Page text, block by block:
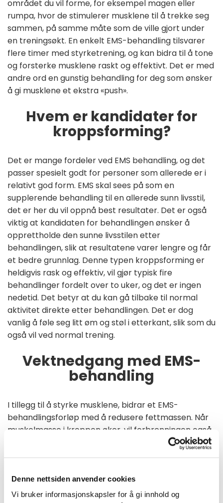
Denne nettsiden anvender cookies
Vi bruker informasjonskapsler for å gi innhold og
området du vil forme, for eksempel magen eller
rumpa, hvor de stimulerer musklene til å trekke seg
sammen, på samme måte som de ville gjort under
en treningsøkt. En enkelt EMS-behandling tilsvarer
flere timer med styrketrening, og kan bidra til å tone
og forsterke musklene raskt og effektivt. Det er med
andre ord en gunstig behandling for deg som ønsker
å gi musklene et ekstra «push».
Hvem er kandidater for
kroppsforming?
Det er mange fordeler ved EMS behandling, og det
passer spesielt godt for personer som allerede er i
relativt god form. EMS skal sees på som en
supplerende behandling til en allerede sunn livsstil,
det er her du vil oppnå best resultater. Det er også
viktig at kandidaten for behandlingen ønsker å
opprettholde den sunne livsstilen etter
behandlingen, slik at resultatene varer lengre og får
et bedre grunnlag. Denne typen kroppsforming er
heldigvis rask og effektiv, vil gjør typisk fire
behandlinger fordelt over to uker, og det er ingen
nedetid. Det betyr at du kan gå tilbake til normal
aktivitet direkte etter behandlingen. Det er dog
vanlig å føle seg litt øm og støl i etterkant, slik som du
også vil ved normal trening.
Vektnedgang med EMS-
behandling
I tillegg til å styrke musklene, bidrar et EMS-
behandlingsforløp med å redusere fettmassen. Når
muskelmasse i kroppen øker, vil forbrenningen også
øke helt naturlig. Dette vil føre til redusert
indirekte måte. Faktisk viser det seg at EMS-
behandling kan gi opptil 19 % fettreduksjon og 16 %